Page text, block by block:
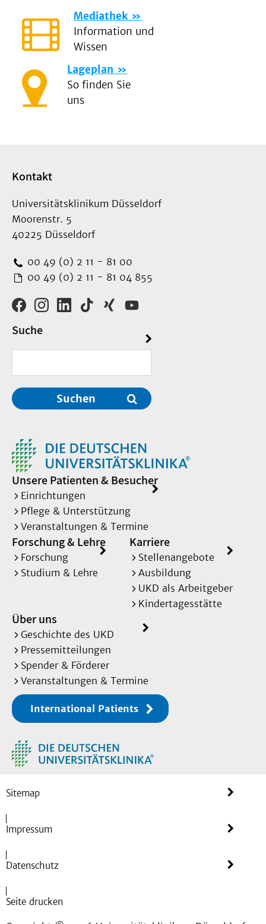
Mediathek
Information und
Wissen
Lageplan
So finden Sie
uns
Kontakt
Universitätsklinikum Düsseldorf
Moorenstr. 5
40225 Düsseldorf
00 49 (0) 2 11 - 81 00
00 49 (0) 2 11 - 81 04 855
Suche
Suchen
Unsere Patienten & Besucher
Einrichtungen
Pflege & Unterstützung
Veranstaltungen & Termine
Forschung & Lehre
Forschung
Studium & Lehre
Karriere
Stellenangebote
Ausbildung
UKD als Arbeitgeber
Kindertagesstätte
Über uns
Geschichte des UKD
Pressemitteilungen
Spender & Förderer
Veranstaltungen & Termine
International Patients
Sitemap
Impressum
Datenschutz
Seite drucken